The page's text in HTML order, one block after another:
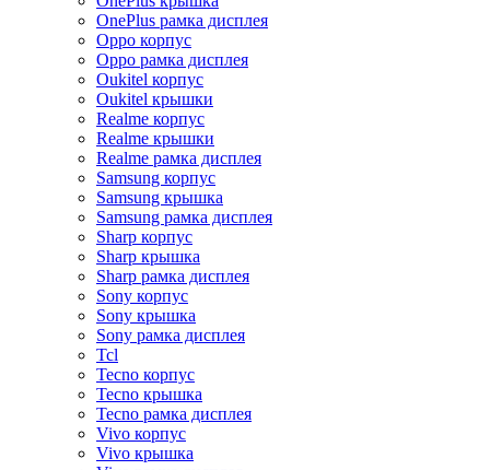
OnePlus рамка дисплея
Oppo корпус
Oppo рамка дисплея
Oukitel корпус
Oukitel крышки
Realme корпус
Realme крышки
Realme рамка дисплея
Samsung корпус
Samsung крышка
Samsung рамка дисплея
Sharp корпус
Sharp крышка
Sharp рамка дисплея
Sony корпус
Sony крышка
Sony рамка дисплея
Tcl
Tecno корпус
Tecno крышка
Tecno рамка дисплея
Vivo корпус
Vivo крышка